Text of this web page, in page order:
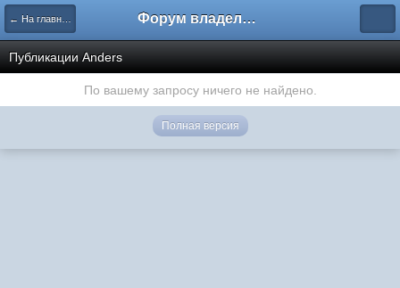
← На главную Форум владельцев интернет-магазинов
Публикации Anders
По вашему запросу ничего не найдено.
Полная версия